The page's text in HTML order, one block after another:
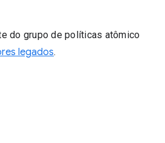
do grupo de políticas atômico
legados.